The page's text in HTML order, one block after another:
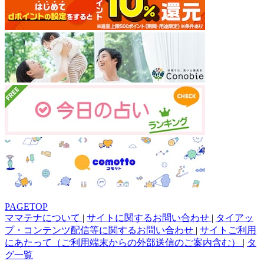
PAGETOP
ママテナについて
サイトに関するお問い合わせ
タイアッ
プ・コンテンツ配信等に関するお問い合わせ
サイトご利用
にあたって（ご利用端末からの外部送信のご案内含む）
タ
グ一覧